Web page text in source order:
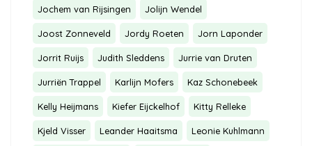
Jochem van Rijsingen Jolijn Wendel
Joost Zonneveld Jordy Roeten Jorn Laponder
Jorrit Ruijs Judith Sleddens Jurrie van Druten
Jurriën Trappel Karlijn Mofers Kaz Schonebeek
Kelly Heijmans Kiefer Eijckelhof Kitty Relleke
Kjeld Visser Leander Haaitsma Leonie Kuhlmann